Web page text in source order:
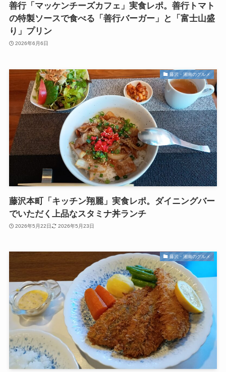
善行「マッケンチーズカフェ」実食レポ。善行トマト
の特製ソースで食べる「善行バーガー」と「富士山盛
り」プリン
2026年6月6日
藤沢・湘南のグルメ
藤沢本町「キッチン翔麗」実食レポ。ダイニングバー
でいただく上品なスタミナ丼ランチ
2026年5月22日 2026年5月23日
藤沢・湘南のグルメ